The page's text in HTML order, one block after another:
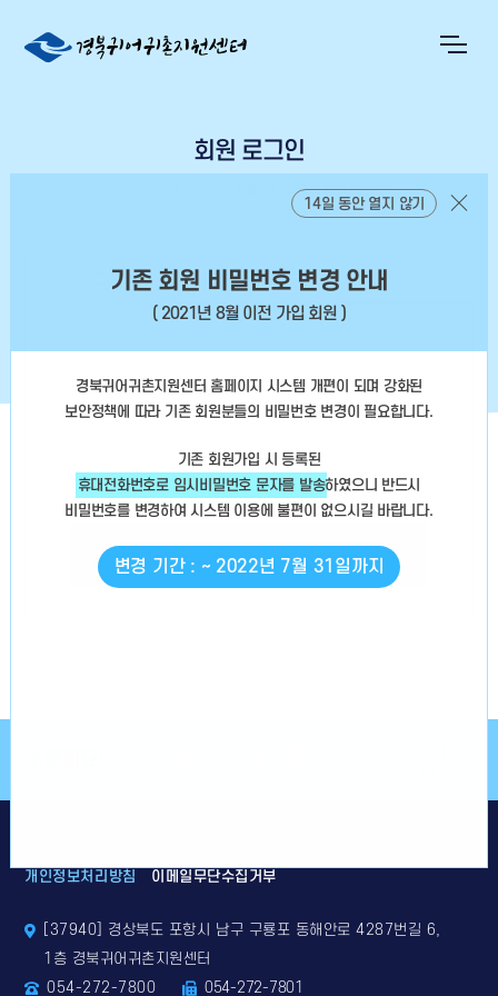
회원 로그인
경북귀어귀촌지원센터 홈페이지 방문을 환영합니다!
기존 회원 비밀번호 변경 안내
( 2021년 8월 이전 가입 회원 )
경북귀어귀촌지원센터 홈페이지 시스템 개편이 되며 강화된
보안정책에 따라 기존 회원분들의 비밀번호 변경이 필요합니다.
기존 회원가입 시 등록된
휴대전화번호로 임시비밀번호 문자를 발송하였으니 반드시
비밀번호를 변경하여 시스템 이용에 불편이 없으시길 바랍니다.
변경 기간 : ~ 2022년 7월 31일까지
14일 동안 열지 않기
로그인 회원정보찾기 회원가입
아이디 저장
로그인
개인정보처리방침 이메일무단수집거부
[37940] 경상북도 포항시 남구 구룡포 동해안로 4287번길 6,
1층 경북귀어귀촌지원센터
054-272-7800
054-272-7801